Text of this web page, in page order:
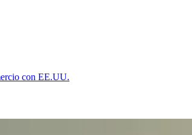
con EE.UU.